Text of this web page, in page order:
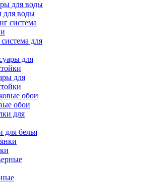
для воды
для
для
обои
белья